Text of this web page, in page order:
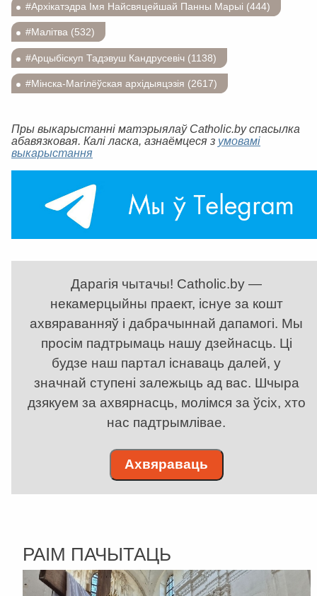
#Архікатэдра Імя Найсвяцейшай Панны Марыі (444)
#Малітва (532)
#Арцыбіскуп Тадэвуш Кандрусевіч (1138)
#Мінска-Магілёўская архідыяцэзія (2617)
Пры выкарыстанні матэрыялаў Catholic.by спасылка
абавязковая. Калі ласка, азнаёмцеся з умовамі
выкарыстання
Дарагія чытачы! Catholic.by —
некамерцыйны праект, існуе за кошт
ахвяраванняў і дабрачыннай дапамогі. Мы
просім падтрымаць нашу дзейнасць. Ці
будзе наш партал існаваць далей, у
значнай ступені залежыць ад вас. Шчыра
дзякуем за ахвярнасць, молімся за ўсіх, хто
нас падтрымлівае.
Ахвяраваць
РАІМ ПАЧЫТАЦЬ